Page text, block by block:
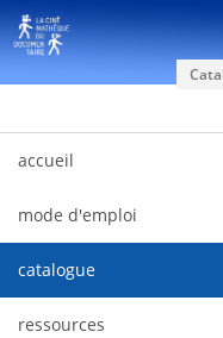
Saltar al contenido
accueil
mode d'emploi
catalogue
ressources